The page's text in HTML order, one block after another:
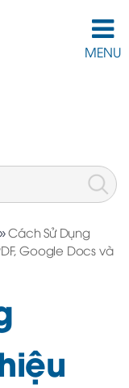
MENU
Cách Sử Dụng
Google Docs và